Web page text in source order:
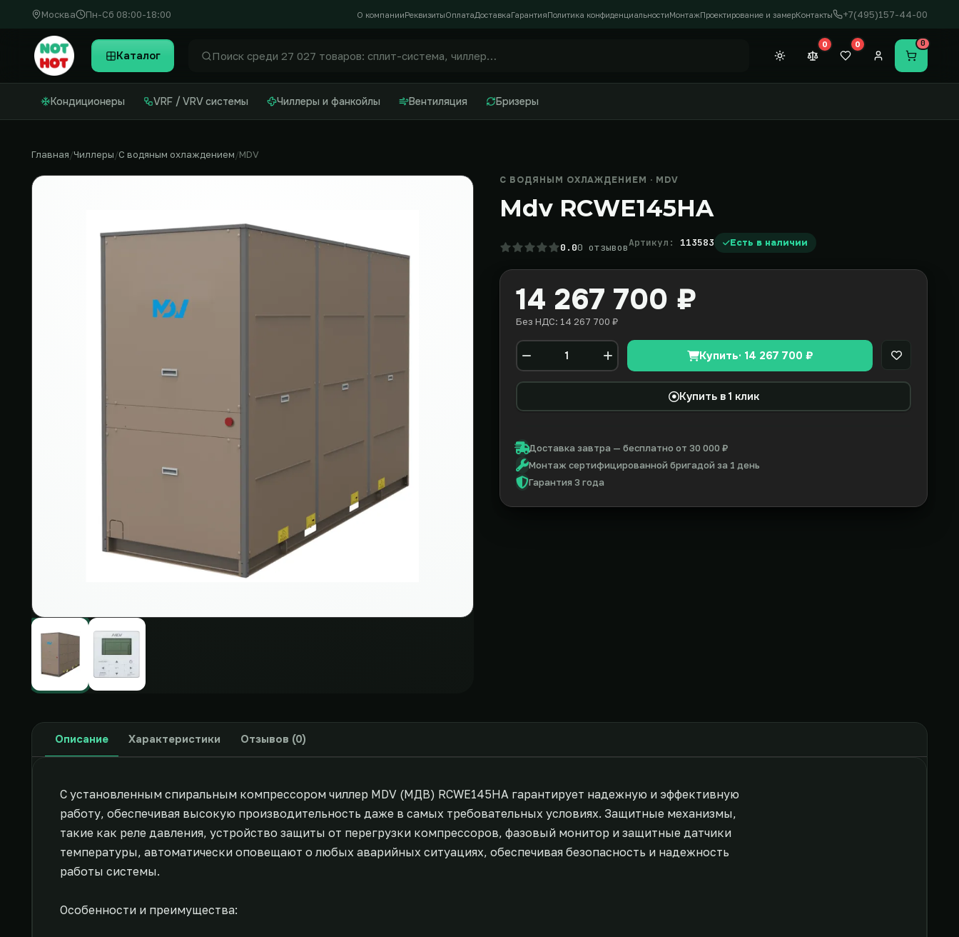
Москва Пн-Сб 08:00-18:00 О компанииРеквизитыОплатаДоставкаГарантияПолитика конфиденциальностиМонтажПроектирование и замерКонтакты +7(495)157-44-00
Каталог Найти Темная тема
0 0
Перейти
0
Кондиционеры VRF / VRV системы Чиллеры и фанкойлы Вентиляция Бризеры
Главная Чиллеры С водяным охлаждением MDV
С ВОДЯНЫМ ОХЛАЖДЕНИЕМ · MDV
Mdv RCWE145HA
0.00 отзывовАртикул: 113583 Есть в наличии
14 267 700 ₽
Без НДС: 14 267 700 ₽
Количество Купить· 14 267 700 ₽ В закладки
Купить в 1 клик
Доставка завтра — бесплатно от 30 000 ₽
Монтаж сертифицированной бригадой за 1 день
Гарантия 3 года
Описание Характеристики Отзывов (0)
С установленным спиральным компрессором чиллер MDV (МДВ) RCWE145HA гарантирует надежную и эффективную
работу, обеспечивая высокую производительность даже в самых требовательных условиях. Защитные механизмы,
такие как реле давления, устройство защиты от перегрузки компрессоров, фазовый монитор и защитные датчики
температуры, автоматически оповещают о любых аварийных ситуациях, обеспечивая безопасность и надежность
работы системы.
Особенности и преимущества: